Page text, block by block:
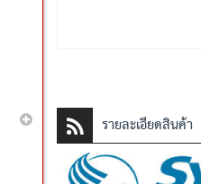
รายละเอียดสินค้า